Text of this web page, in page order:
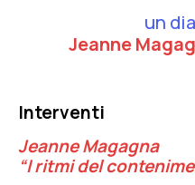
un
Jeanne
Interventi
Jeanne Magagna
“I ritmi del